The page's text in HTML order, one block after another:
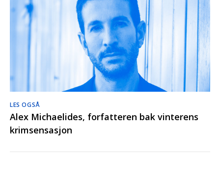
LES OGSÅ
Alex Michaelides, forfatteren bak vinterens
krimsensasjon